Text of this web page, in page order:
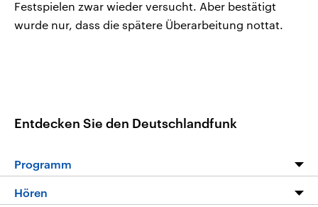
Festspielen zwar wieder versucht. Aber bestätigt
wurde nur, dass die spätere Überarbeitung nottat.
Entdecken Sie den Deutschlandfunk
Programm
Programm
Hören